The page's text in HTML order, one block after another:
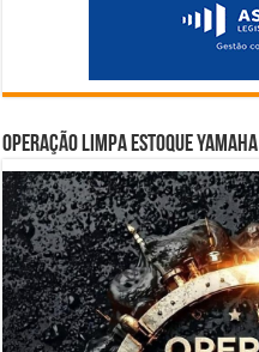
Operação Limpa Estoque Yamaha